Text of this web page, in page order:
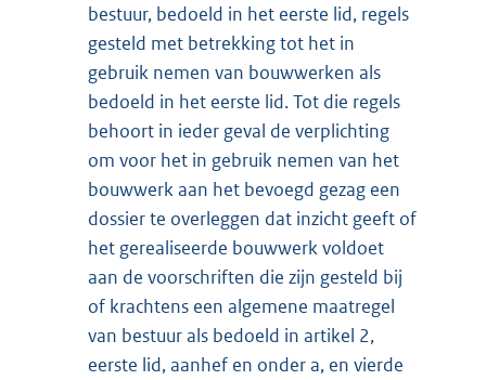
bestuur, bedoeld in het eerste lid, regels
gesteld met betrekking tot het in
gebruik nemen van bouwwerken als
bedoeld in het eerste lid. Tot die regels
behoort in ieder geval de verplichting
om voor het in gebruik nemen van het
bouwwerk aan het bevoegd gezag een
dossier te overleggen dat inzicht geeft of
het gerealiseerde bouwwerk voldoet
aan de voorschriften die zijn gesteld bij
of krachtens een algemene maatregel
van bestuur als bedoeld in artikel 2,
eerste lid, aanhef en onder a, en vierde